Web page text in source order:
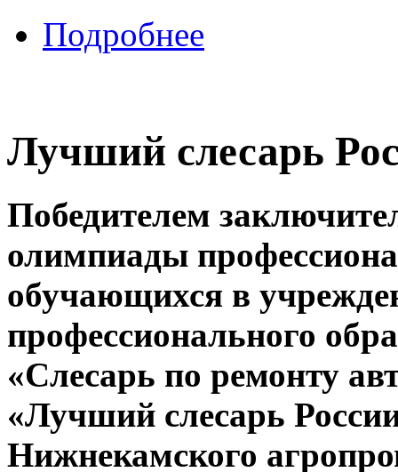
Подробнее
Лучший слесарь
Победителем
олимпиады
обучающихся в
профессионального
«Слесарь по ремонту
«Лучший слесарь
Нижнекамского